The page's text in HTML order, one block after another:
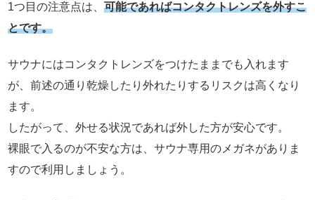
1つ目の注意点は、 可能であればコンタクトレンズを外すこ
とです。
サウナにはコンタクトレンズをつけたままでも入れます
が、前述の通り乾燥したり外れたりするリスクは高くなり
ます。
したがって、外せる状況であれば外した方が安心です。
裸眼で入るのが不安な方は、サウナ専用のメガネがありま
すので利用しましょう。